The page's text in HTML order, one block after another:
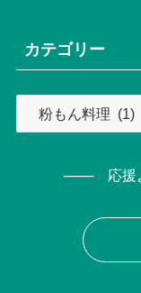
カテゴリー
テ
─── 応援